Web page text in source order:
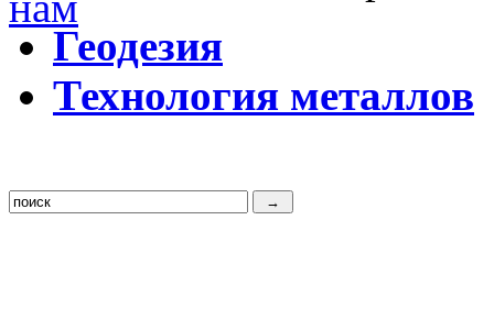
Геодезия
Технология металлов